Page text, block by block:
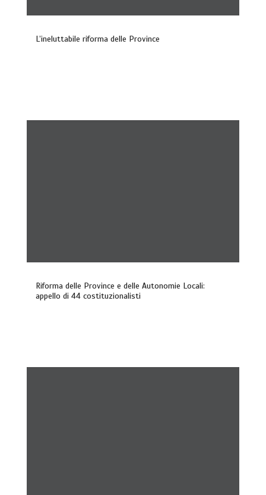
L’ineluttabile riforma delle Province
Riforma delle Province e delle Autonomie Locali:
appello di 44 costituzionalisti